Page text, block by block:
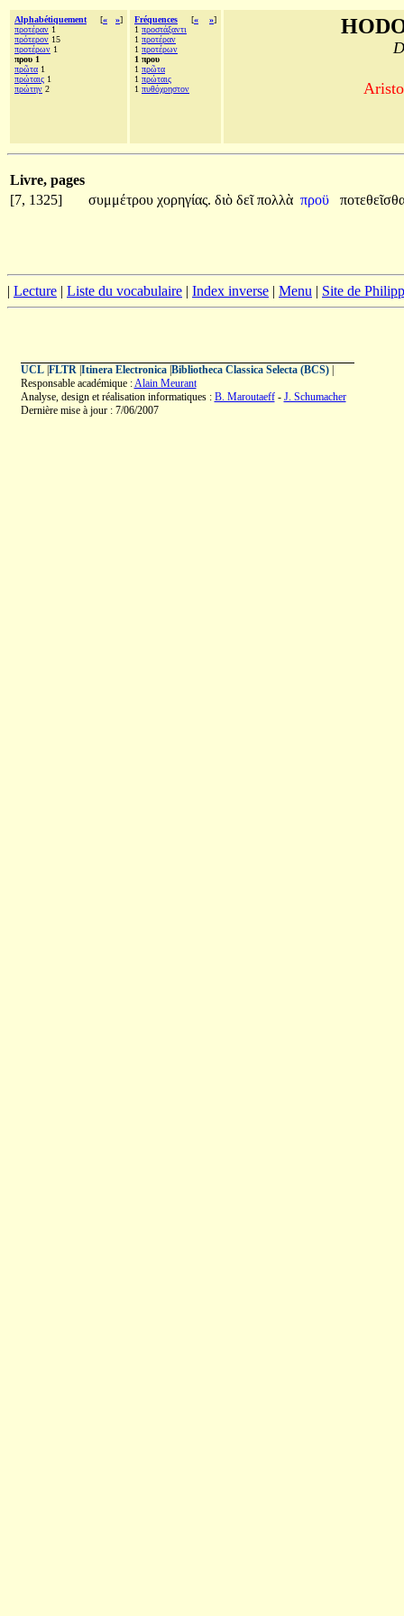
Alphabétiquement [« »]
προτέραν 1
πρότερον 15
προτέρων 1
πρου 1
πρῶτα 1
πρώταις 1
πρώτην 2
Fréquences [« »]
1 προστάξαντι
1 προτέραν
1 προτέρων
1 πρου
1 πρῶτα
1 πρώταις
1 πυθόχρηστον
Livre, pages
[7, 1325]
συμμέτρου χορηγίας. διὸ δεῖπολλὰ προϋ
| Lecture | Liste du vocabulaire | Index inverse | Menu | Site de
UCL| FLTR| Itinera Electronica| Bibliotheca Classica Selecta (BCS)|
Responsable académique :Alain Meurant
Analyse, design et réalisation informatiques : B. Maroutaeff- J. Schumacher
Dernière mise à jour : 7/06/2007